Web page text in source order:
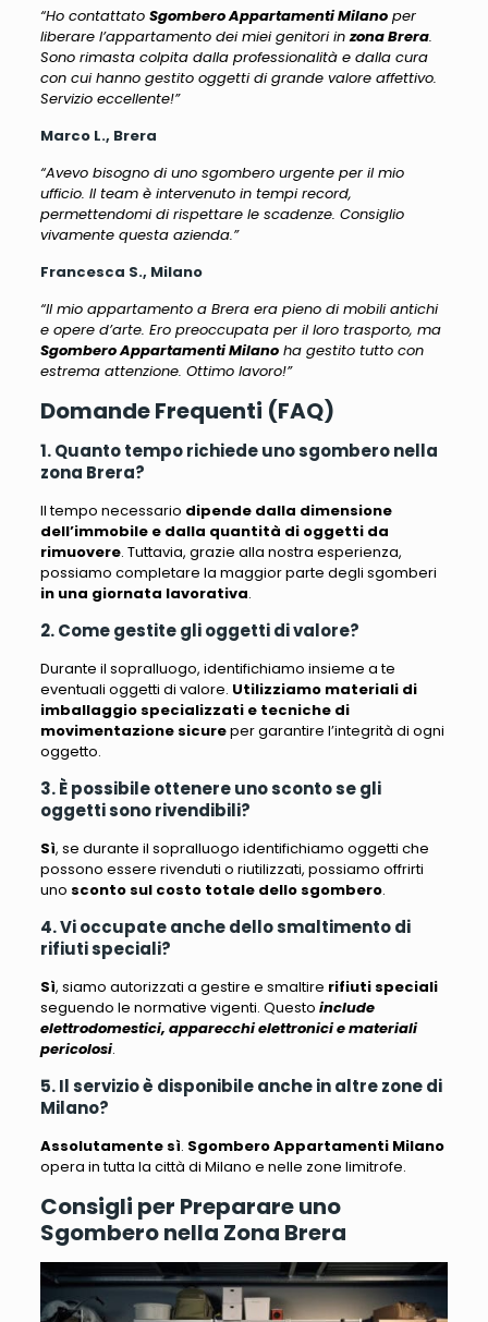
“Ho contattato Sgombero Appartamenti Milanoper
liberare l’appartamento dei miei genitori inzona Brera.
Sono rimasta colpita dalla professionalità e dalla cura
con cui hanno gestito oggetti di grande valore affettivo.
Servizio eccellente!”
Marco L., Brera
“Avevo bisogno di uno sgombero urgente per il mio
ufficio. Il team è intervenuto in tempi record,
permettendomi di rispettare le scadenze. Consiglio
vivamente questa azienda.”
Francesca S., Milano
“Il mio appartamento a Brera era pieno di mobili antichi
e opere d’arte. Ero preoccupata per il loro trasporto, ma
Sgombero Appartamenti Milanoha gestito tutto con
estrema attenzione. Ottimo lavoro!”
Domande Frequenti (FAQ)
1. Quanto tempo richiede uno sgombero nella
zona Brera?
Il tempo necessario dipende dalla dimensione
dell’immobile e dalla quantità di oggetti da
rimuovere. Tuttavia, grazie alla nostra esperienza,
possiamo completare la maggior parte degli sgomberi
in una giornata lavorativa.
2. Come gestite gli oggetti di valore?
Durante il sopralluogo, identifichiamo insieme a te
eventuali oggetti di valore. Utilizziamo materiali di
imballaggio specializzati e tecniche di
movimentazione sicureper garantire l’integrità di ogni
oggetto.
3. È possibile ottenere uno sconto se gli
oggetti sono rivendibili?
Sì, se durante il sopralluogo identifichiamo oggetti che
possono essere rivenduti o riutilizzati, possiamo offrirti
uno sconto sul costo totale dello sgombero.
4. Vi occupate anche dello smaltimento di
rifiuti speciali?
Sì, siamo autorizzati a gestire e smaltire rifiuti speciali
seguendo le normative vigenti. Questo include
elettrodomestici, apparecchi elettronici e materiali
pericolosi.
5. Il servizio è disponibile anche in altre zone di
Milano?
Assolutamente sì. Sgombero Appartamenti Milano
opera in tutta la città di Milano e nelle zone limitrofe.
Consigli per Preparare uno
Sgombero nella Zona Brera